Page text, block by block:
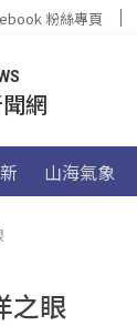
粉絲專頁
網
山海氣象
之眼